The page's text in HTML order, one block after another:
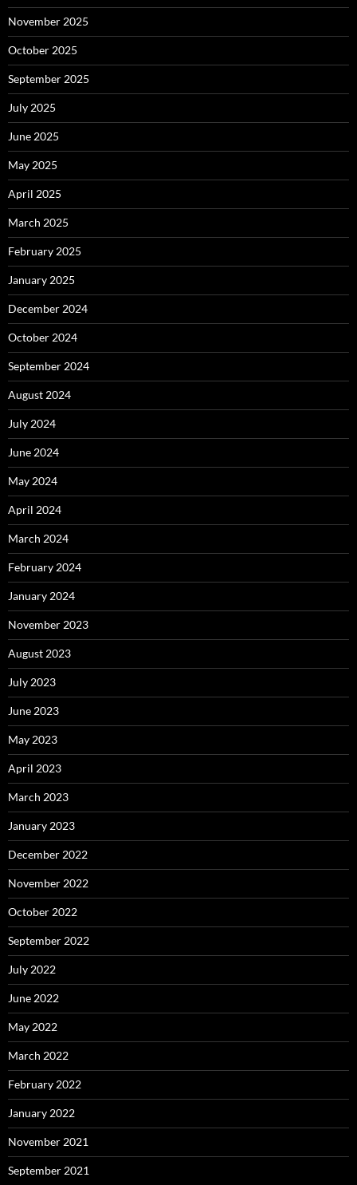
November 2025
October 2025
September 2025
July 2025
June 2025
May 2025
April 2025
March 2025
February 2025
January 2025
December 2024
October 2024
September 2024
August 2024
July 2024
June 2024
May 2024
April 2024
March 2024
February 2024
January 2024
November 2023
August 2023
July 2023
June 2023
May 2023
April 2023
March 2023
January 2023
December 2022
November 2022
October 2022
September 2022
July 2022
June 2022
May 2022
March 2022
February 2022
January 2022
November 2021
September 2021